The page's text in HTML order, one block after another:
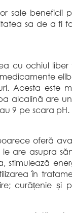
sale beneficii
sa de a fi
cu ochiul liber
Acesta este
alcalină are
9 pe scara pH.
oferă
are asupra
stimulează
în
curățenie și